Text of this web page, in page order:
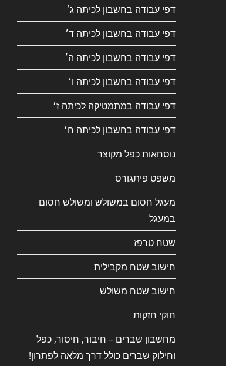
דפי עבודה בחשבון לכיתה ג׳
דפי עבודה בחשבון לכיתה ד׳
דפי עבודה בחשבון לכיתה ה׳
דפי עבודה בחשבון לכיתה ו׳
דפי עבודה במתמטיקה לכיתה ז׳
דפי עבודה בחשבון לכיתה ח׳
נוסחאות כפל מקוצר
משפט פיתגורס
מעגל חסום במשולש ומשולש חסום
במעגל
שטח טרפז
חישוב שטח מקבילית
חישוב שטח משולש
חוקי חזקות
מחשבון שברים – חיבור, חיסור, כפל
וחילוק שברים כולל דרך מלאה לפתרון!